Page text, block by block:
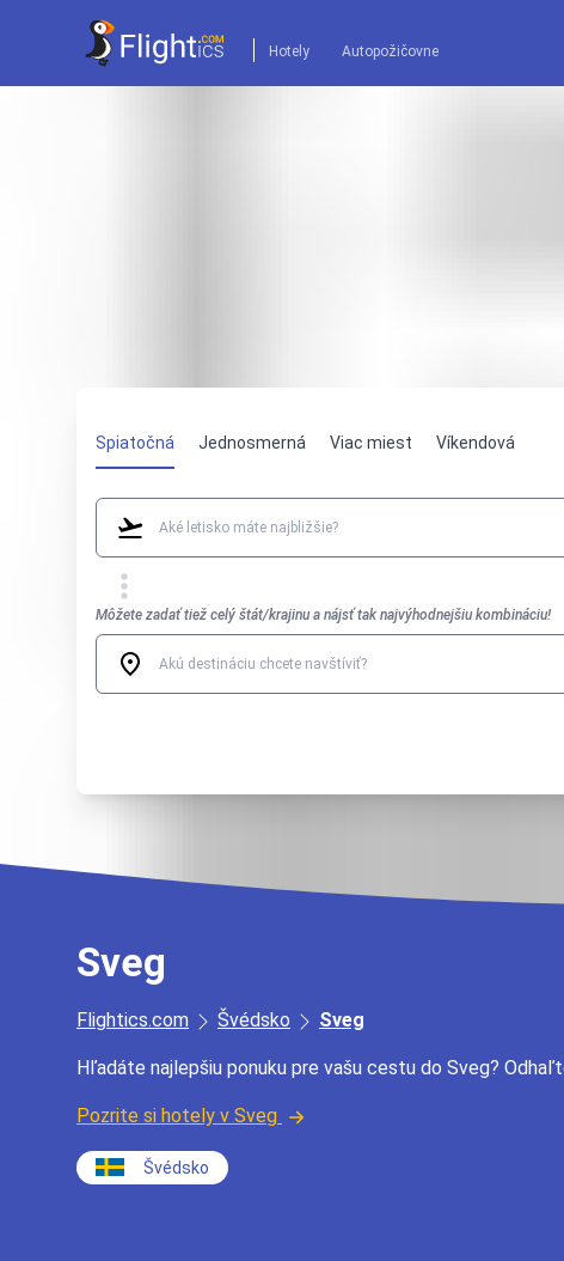
Hotely Autopožičovne
Spiatočná Jednosmerná Viac miest Víkendová
Môžete zadať tiež celý štát/krajinu a nájsť tak najvýhodnejšiu kombináciu!
Sveg
Flightics.com Švédsko Sveg
Hľadáte najlepšiu ponuku pre vašu cestu do Sveg?
Pozrite si hotely v Sveg
Švédsko